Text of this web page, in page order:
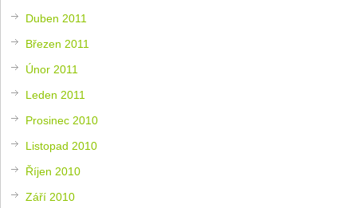
Duben 2011
Březen 2011
Únor 2011
Leden 2011
Prosinec 2010
Listopad 2010
Říjen 2010
Září 2010